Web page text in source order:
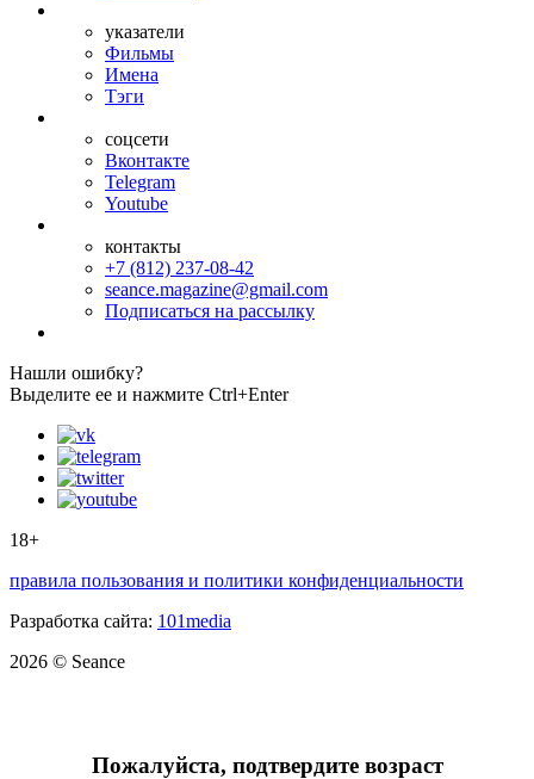
указатели
Фильмы
Имена
Тэги
соцсети
Вконтакте
Telegram
Youtube
контакты
+7 (812) 237-08-42
seance.magazine@gmail.com
Подписаться на рассылку
Нашли ошибку?
Выделите ее и нажмите Ctrl+Enter
18+
правила пользования и политики конфиденциальности
Разработка сайта: 101media
2026 © Seance
Пожалуйста, подтвердите возраст